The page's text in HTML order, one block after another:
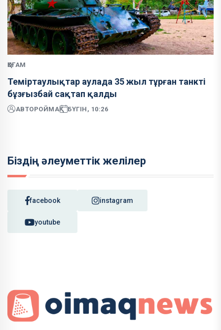
ҚОҒАМ
Теміртаулықтар аулада 35 жыл тұрған танкті
бұзғызбай сақтап қалды
АВТОРОЙМАҚ БҮГІН, 10:26
Біздің әлеуметтік желілер
facebook instagram
youtube